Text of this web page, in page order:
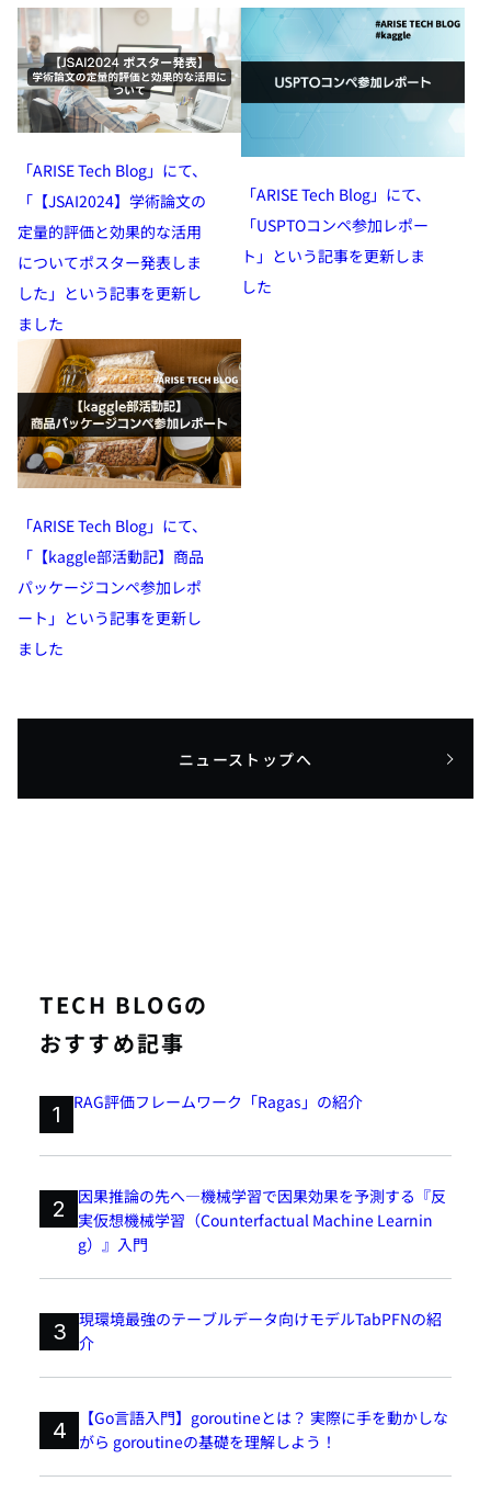
「ARISE Tech Blog」にて、
「【JSAI2024】学術論文の
定量的評価と効果的な活用
についてポスター発表しま
した」という記事を更新し
ました
「ARISE Tech Blog」にて、
「USPTOコンペ参加レポー
ト」という記事を更新しま
した
「ARISE Tech Blog」にて、
「【kaggle部活動記】商品
パッケージコンペ参加レポ
ート」という記事を更新し
ました
ニューストップへ
TECH BLOGの
おすすめ記事
1 RAG評価フレームワーク「Ragas」の紹介
2
因果推論の先へ―機械学習で因果効果を予測する『反
実仮想機械学習（Counterfactual Machine Learnin
g）』入門
3 現環境最強のテーブルデータ向けモデルTabPFNの紹
介
4
【Go言語入門】goroutineとは？ 実際に手を動かしな
がら goroutineの基礎を理解しよう！